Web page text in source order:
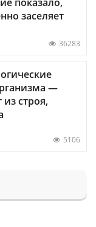
заселяет
36283
—
строя,
5106